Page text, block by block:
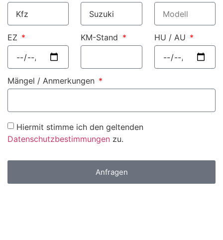
EZ KM-Stand HU / AU
Mängel / Anmerkungen
Hiermit stimme ich den geltenden
Datenschutzbestimmungen zu.
Anfragen